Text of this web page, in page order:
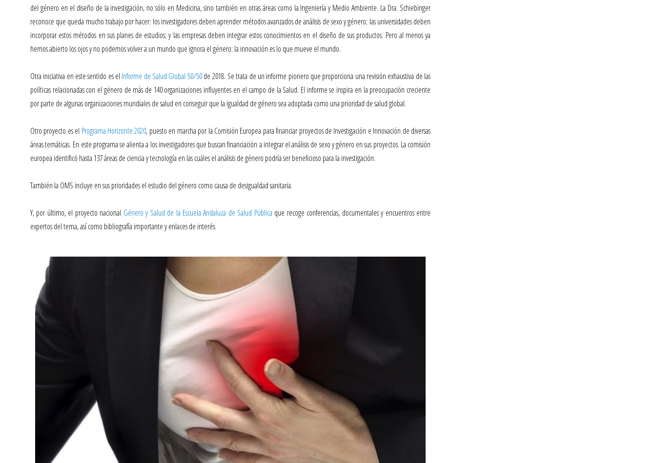
del género en el diseño de la investigación, no sólo en Medicina, sino también en otras áreas como la Ingeniería y Medio Ambiente. La Dra. Schiebinger
reconoce que queda mucho trabajo por hacer: los investigadores deben aprender métodos avanzados de análisis de sexo y género; las universidades deben
incorporar estos métodos en sus planes de estudios; y las empresas deben integrar estos conocimientos en el diseño de sus productos. Pero al menos ya
hemos abierto los ojos y no podemos volver a un mundo que ignora el género: la innovación es lo que mueve el mundo.
Otra iniciativa en este sentido es el Informe de Salud Global 50/50de 2018. Se trata de un informe pionero que proporciona una revisión exhaustiva de las
políticas relacionadas con el género de más de 140 organizaciones influyentes en el campo de la Salud. El informe se inspira en la preocupación creciente
por parte de algunas organizaciones mundiales de salud en conseguir que la igualdad de género sea adoptada como una prioridad de salud global.
Otro proyecto es el Programa Horizonte 2020, puesto en marcha por la Comisión Europea para financiar proyectos de Investigación e Innovación de diversas
áreas temáticas. En este programa se alienta a los investigadores que buscan financiación a integrar el análisis de sexo y género en sus proyectos. La comisión
europea identificó hasta 137 áreas de ciencia y tecnología en las cuáles el análisis de género podría ser beneficioso para la investigación.
También la OMS incluye en sus prioridades el estudio del género como causa de desigualdad sanitaria.
Y, por último, el proyecto nacional Género y Salud de la Escuela Andaluza de Salud Pública que recoge conferencias, documentales y encuentros entre
expertos del tema, así como bibliografía importante y enlaces de interés.